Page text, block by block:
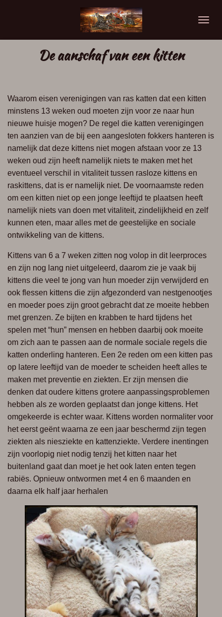
hoofdinhoudDe aanschaf van een kitten
Waarom eisen verenigingen van ras katten dat een kitten
minstens 13 weken oud moeten zijn voor ze naar hun
nieuwe huisje mogen? De regel die katten verenigingen
ten aanzien van de bij een aangesloten fokkers hanteren is
namelijk dat deze kittens niet mogen afstaan voor ze 13
weken oud zijn heeft namelijk niets te maken met het
eventueel verschil in vitaliteit tussen rasloze kittens en
raskittens, dat is er namelijk niet. De voornaamste reden
om een kitten niet op een jonge leeftijd te plaatsen heeft
namelijk niets van doen met vitaliteit, zindelijkheid en zelf
kunnen eten, maar alles met de geestelijke en sociale
ontwikkeling van de kittens.
Kittens van 6 a 7 weken zitten nog volop in dit leerproces
en zijn nog lang niet uitgeleerd, daarom zie je vaak bij
kittens die veel te jong van hun moeder zijn verwijderd en
ook flessen kittens die zijn afgezonderd van nestgenootjes
en moeder poes zijn groot gebracht dat ze moeite hebben
met grenzen. Ze bijten en krabben te hard tijdens het
spelen met “hun” mensen en hebben daarbij ook moeite
om zich aan te passen aan de normale sociale regels die
katten onderling hanteren. Een 2e reden om een kitten pas
op latere leeftijd van de moeder te scheiden heeftalles te
maken met preventie en ziekten. Er zijn mensen die
denken dat oudere kittens grotere aanpassingsproblemen
hebben als ze worden geplaatst dan jonge kittens. Het
omgekeerde is echter waar. Kittens worden normaliter voor
het eerstgeënt waarna ze een jaar beschermd zijn tegen
ziekten als niesziekte en kattenziekte. Verdere inentingen
zijn voorlopig niet nodig tenzij het kitten naar het
buitenland gaat dan moet je het ook laten enten tegen
rabiës. Opnieuw ontwormen met 4 en 6 maanden en
daarna elk half jaar herhalen